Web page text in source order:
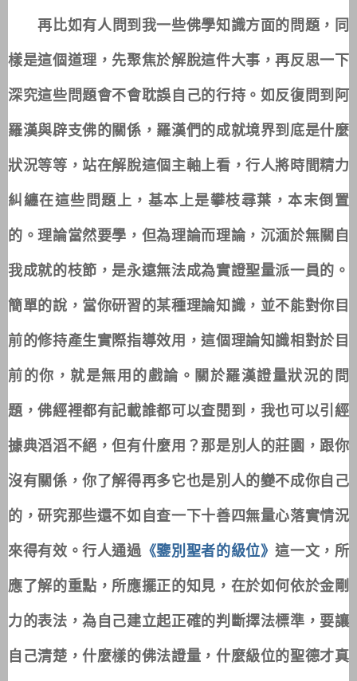
再比如有人問到我一些佛學知識方面的問題，同
樣是這個道理，先聚焦於解脫這件大事，再反思一下
深究這些問題會不會耽誤自己的行持。如反復問到阿
羅漢與辟支佛的關係，羅漢們的成就境界到底是什麼
狀況等等，站在解脫這個主軸上看，行人將時間精力
糾纏在這些問題上，基本上是攀枝尋葉，本末倒置
的。理論當然要學，但為理論而理論，沉湎於無關自
我成就的枝節，是永遠無法成為實證聖量派一員的。
簡單的說，當你研習的某種理論知識，並不能對你目
前的修持產生實際指導效用，這個理論知識相對於目
前的你，就是無用的戲論。關於羅漢證量狀況的問
題，佛經裡都有記載誰都可以查閱到，我也可以引經
據典滔滔不絕，但有什麼用？那是別人的莊園，跟你
沒有關係，你了解得再多它也是別人的變不成你自己
的，研究那些還不如自查一下十善四無量心落實情況
來得有效。行人通過 《鑒別聖者的級位》這一文，所
應了解的重點，所應擺正的知見，在於如何依於金剛
力的表法，為自己建立起正確的判斷擇法標準，要讓
自己清楚，什麼樣的佛法證量，什麼級位的聖德才真